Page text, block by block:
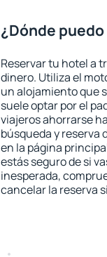
¿Dónde
Reservar tu hotel a
dinero. Utiliza el
un alojamiento que
suele optar por el
viajeros ahorrarse
búsqueda y reserva
en la página
estás seguro de si
inesperada,
cancelar la reserva